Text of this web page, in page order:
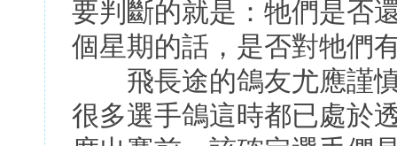
要判斷的就是：牠們是否
個星期的話，是否對牠們
飛長途的鴿友尤應謹慎
很多選手鴿這時都已處於